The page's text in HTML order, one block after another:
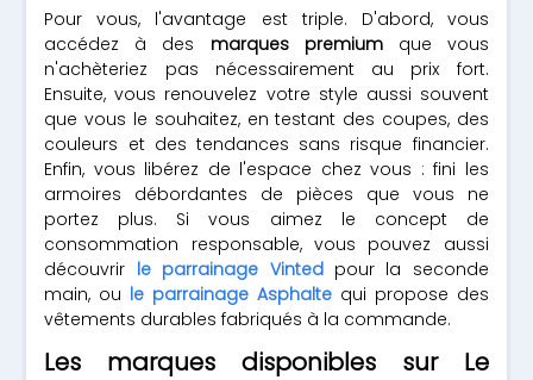
Pour vous, l'avantage est triple. D'abord, vous
accédez à des marques premiumque vous
n'achèteriez pas nécessairement au prix fort.
Ensuite, vous renouvelez votre style aussi souvent
que vous le souhaitez, en testant des coupes, des
couleurs et des tendances sans risque financier.
Enfin, vous libérez de l'espace chez vous : fini les
armoires débordantes de pièces que vous ne
portez plus. Si vous aimez le concept de
consommation responsable, vous pouvez aussi
découvrir le parrainage Vintedpour la seconde
main, ou le parrainage Asphaltequi propose des
vêtements durables fabriqués à la commande.
Les marques disponibles sur Le